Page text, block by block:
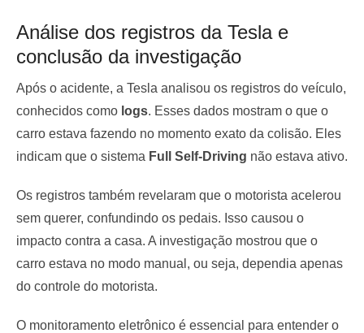
Análise dos registros da Tesla e
conclusão da investigação
Após o acidente, a Tesla analisou os registros do veículo,
conhecidos como logs. Esses dados mostram o que o
carro estava fazendo no momento exato da colisão. Eles
indicam que o sistema Full Self-Driving não estava ativo.
Os registros também revelaram que o motorista acelerou
sem querer, confundindo os pedais. Isso causou o
impacto contra a casa. A investigação mostrou que o
carro estava no modo manual, ou seja, dependia apenas
do controle do motorista.
O monitoramento eletrônico é essencial para entender o